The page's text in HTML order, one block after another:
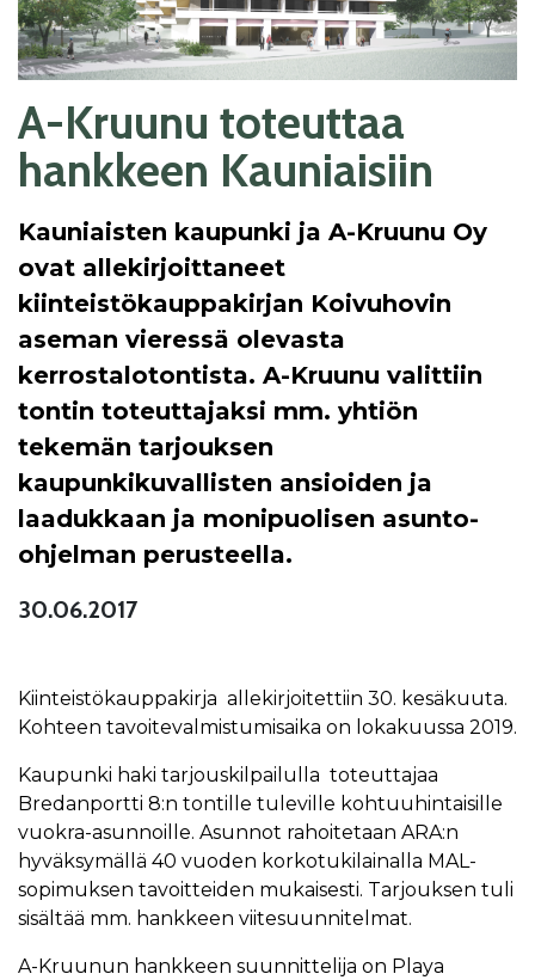
A-Kruunu toteuttaa
hankkeen Kauniaisiin
Kauniaisten kaupunki ja A-Kruunu Oy
ovat allekirjoittaneet
kiinteistökauppakirjan Koivuhovin
aseman vieressä olevasta
kerrostalotontista. A-Kruunu valittiin
tontin toteuttajaksi mm. yhtiön
tekemän tarjouksen
kaupunkikuvallisten ansioiden ja
laadukkaan ja monipuolisen asunto-
ohjelman perusteella.
30.06.2017
Kiinteistökauppakirja allekirjoitettiin 30. kesäkuuta.
Kohteen tavoitevalmistumisaika on lokakuussa 2019.
Kaupunki haki tarjouskilpailulla toteuttajaa
Bredanportti 8:n tontille tuleville kohtuuhintaisille
vuokra-asunnoille. Asunnot rahoitetaan ARA:n
hyväksymällä 40 vuoden korkotukilainalla MAL-
sopimuksen tavoitteiden mukaisesti. Tarjouksen tuli
sisältää mm. hankkeen viitesuunnitelmat.
A-Kruunun hankkeen suunnittelija on Playa